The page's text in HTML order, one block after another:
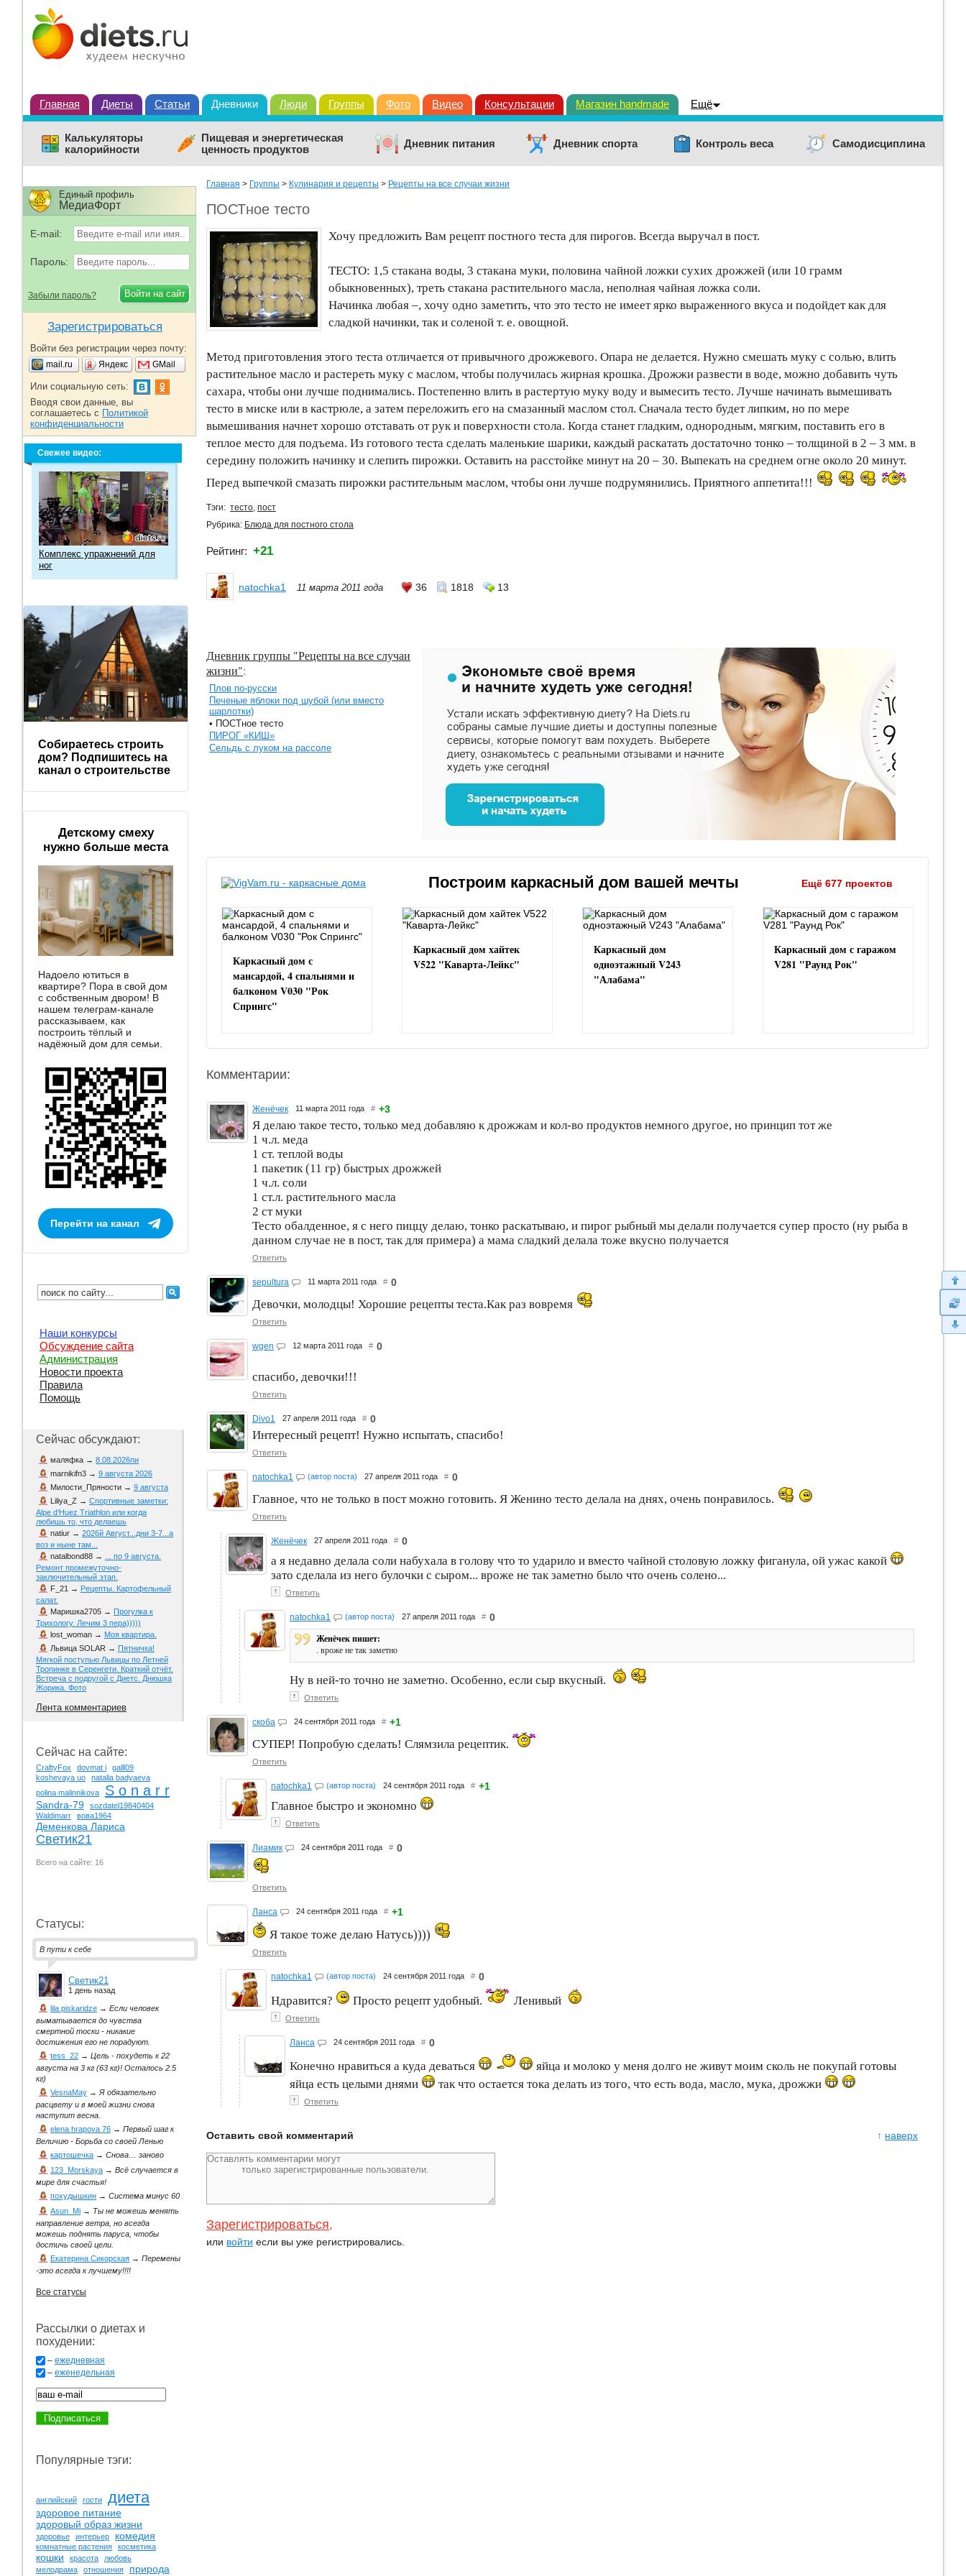
Главная Диеты Статьи Дневники Люди Группы Фото Видео Консультации Магазин handmade Ещё
Калькуляторы
калорийности
Пищевая и энергетическая
ценность продуктов
Дневник питания Дневник спорта Контроль веса Самодисциплина
Главная > Группы > Кулинария и рецепты > Рецепты на все случаи жизни
ПОСТное тесто
Хочу предложить Вам рецепт постного теста для пирогов. Всегда выручал в пост.
ТЕСТО: 1,5 стакана воды, 3 стакана муки, половина чайной ложки сухих дрожжей (или 10 грамм
обыкновенных), треть стакана растительного масла, неполная чайная ложка соли.
Начинка любая –, хочу одно заметить, что это тесто не имеет ярко выраженного вкуса и подойдет как для
сладкой начинки, так и соленой т. е. овощной.
Метод приготовления этого теста отличается от привычного дрожжевого. Опара не делается. Нужно смешать муку с солью, влить
растительное масло и растереть муку с маслом, чтобы получилась жирная крошка. Дрожжи развести в воде, можно добавить чуть
сахара, чтобы они лучше поднимались. Постепенно влить в растертую муку воду и вымесить тесто. Лучше начинать вымешивать
тесто в миске или в кастрюле, а затем переложить его на смазанный маслом стол. Сначала тесто будет липким, но по мере
вымешивания начнет хорошо отставать от рук и поверхности стола. Когда станет гладким, однородным, мягким, поставить его в
теплое место для подъема. Из готового теста сделать маленькие шарики, каждый раскатать достаточно тонко – толщиной в 2 – 3 мм. в
середину положить начинку и слепить пирожки. Оставить на расстойке минут на 20 – 30. Выпекать на среднем огне около 20 минут.
Перед выпечкой смазать пирожки растительным маслом, чтобы они лучше подрумянились. Приятного аппетита!!!
Тэги: тесто, пост
Рубрика: Блюда для постного стола
Рейтинг: +21
natochka1 11 марта 2011 года 36 1818 13
Дневник группы "Рецепты на все случаи
жизни":
Плов по-русски
Печеные яблоки под шубой (или вместо
шарлотки)
• ПОСТное тесто
ПИРОГ «КИШ»
Сельдь с луком на рассоле
Построим каркасный дом вашей мечты Ещё 677 проектов
Каркасный дом с
мансардой, 4 спальнями и
балконом V030 "Рок
Спрингс"
Каркасный дом хайтек
V522 "Каварта-Лейкс"
Каркасный дом
одноэтажный V243
"Алабама"
Каркасный дом с гаражом
V281 "Раунд Рок"
Комментарии:
Женёчек 11 марта 2011 года # +3
Я делаю такое тесто, только мед добавляю к дрожжам и кол-во продуктов немного другое, но принцип тот же
1 ч.л. меда
1 ст. теплой воды
1 пакетик (11 гр) быстрых дрожжей
1 ч.л. соли
1 ст.л. растительного масла
2 ст муки
Тесто обалденное, я с него пиццу делаю, тонко раскатываю, и пирог рыбный мы делали получается супер просто (ну рыба в
данном случае не в пост, так для примера) а мама сладкий делала тоже вкусно получается
Ответить
sepultura 11 марта 2011 года # 0
Девочки, молодцы! Хорошие рецепты теста.Как раз вовремя
Ответить
wgen 12 марта 2011 года # 0
спасибо, девочки!!!
Ответить
Divo1 27 апреля 2011 года # 0
Интересный рецепт! Нужно испытать, спасибо!
Ответить
natochka1 (автор поста) 27 апреля 2011 года # 0
Главное, что не только в пост можно готовить. Я Женино тесто делала на днях, очень понравилось.
Ответить
Женёчек 27 апреля 2011 года # 0
а я недавно делала соли набухала в голову что то ударило и вместо чайной столовую ложку фиганула, ой ужас какой
зато сделала из него булочки с сыром... вроже не так заметно было что очень солено...
↑ Ответить
natochka1 (автор поста) 27 апреля 2011 года # 0
Женёчек пишет:
. вроже не так заметно
Ну в ней-то точно не заметно. Особенно, если сыр вкусный.
↑ Ответить
скоба 24 сентября 2011 года # +1
СУПЕР! Попробую сделать! Слямзила рецептик.
Ответить
natochka1 (автор поста) 24 сентября 2011 года # +1
Главное быстро и экономно
↑ Ответить
Лиамик 24 сентября 2011 года # 0
Ответить
Ланса 24 сентября 2011 года # +1
Я такое тоже делаю Натусь))))
Ответить
natochka1 (автор поста) 24 сентября 2011 года # 0
Ндравится? Просто рецепт удобный. Ленивый
↑ Ответить
Ланса 24 сентября 2011 года # 0
Конечно нравиться а куда деваться
яйца и молоко у меня долго не живут моим сколь не покупай готовы
яйца есть целыми днями
так что остается тока делать из того, что есть вода, масло, мука, дрожжи
↑ Ответить
↑ наверх
Оставить свой комментарий
Зарегистрироваться,
или войти если вы уже регистрировались.
Единый профиль
МедиаФорт
E-mail:
Пароль:
Забыли пароль?
Зарегистрироваться
Войти без регистрации через почту:
mail.ru Яндекс GMail
Или социальную сеть:
Вводя свои данные, вы
соглашаетесь с Политикой
конфиденциальности
Свежее видео:
Комплекс упражнений для
ног
Собираетесь строить
дом? Подпишитесь на
канал о строительстве
Детскому смеху
нужно больше места
Надоело ютиться в
квартире? Пора в свой дом
с собственным двором! В
нашем телеграм-канале
рассказываем, как
построить тёплый и
надёжный дом для семьи.
Перейти на канал
Наши конкурсы
Обсуждение сайта
Администрация
Новости проекта
Правила
Помощь
Сейчас обсуждают:
маляфка → 8.08.2026пи
marnikifn3 → 9 августа 2026
Милости_Пряности → 9 августа
Liliya_Z → Спортивные заметки:
Alpe d‘Huez Triathlon или когда
любишь то, что делаешь
natiur → 2026й Август...дни 3-7...а
воз и ныне там...
natalbond88 → ... по 9 августа.
Ремонт промежуточно-
заключительный этап.
F_21 → Рецепты. Картофельный
салат.
Маришка2705 → Прогулка к
Трихологу. Лечим 3 пера)))))
lost_woman → Моя квартира.
Львица SOLAR → Пятничка!
Мягкой поступью Львицы по Летней
Тропинке в Серенгети. Краткий отчёт.
Встреча с подругой с Диетс. Днюшка
Жорика. Фото
Лента комментариев
Сейчас на сайте:
CraftyFox dovmat i
galll09
koshevaya uo
natalia badyaeva
polina malinnikova
S o n a r r
Sandra-79
sozdatel19840404
Waldimarr
вова1964
Деменкова Лариса
Светик21
Всего на сайте: 16
Статусы:
В пути к себе
Светик21
1 день назад
lila piskaridze → Если человек
выматывается до чувства
смертной тоски - никакие
достижения его не порадуют.
tess_22 → Цель - похудеть к 22
августа на 3 кг (63 кг)! Осталось 2.5
кг)
VesnaMay →Я обязательно
расцвету и в моей жизни снова
наступит весна.
elena hrapova 76 → Первый шаг к
Величию - Борьба со своей Ленью
картошечка → Снова… заново
123_Morskaya → Всё случается в
мире для счастья!
похудышкин → Система минус 60
Asun_Mi → Ты не можешь менять
направление ветра, но всегда
можешь поднять паруса, чтобы
достичь своей цели.
Екатерина Сикорская → Перемены
-это всегда к лучшему!!!!
Все статусы
Рассылки о диетах и
похудении:
– ежедневная
– еженедельная
Популярные тэги:
английский гости диета
здоровое питание
здоровый образ жизни
здоровье интерьер комедия
комнатные растения косметика
кошки красота
любовь
мелодрама
отношения
природа